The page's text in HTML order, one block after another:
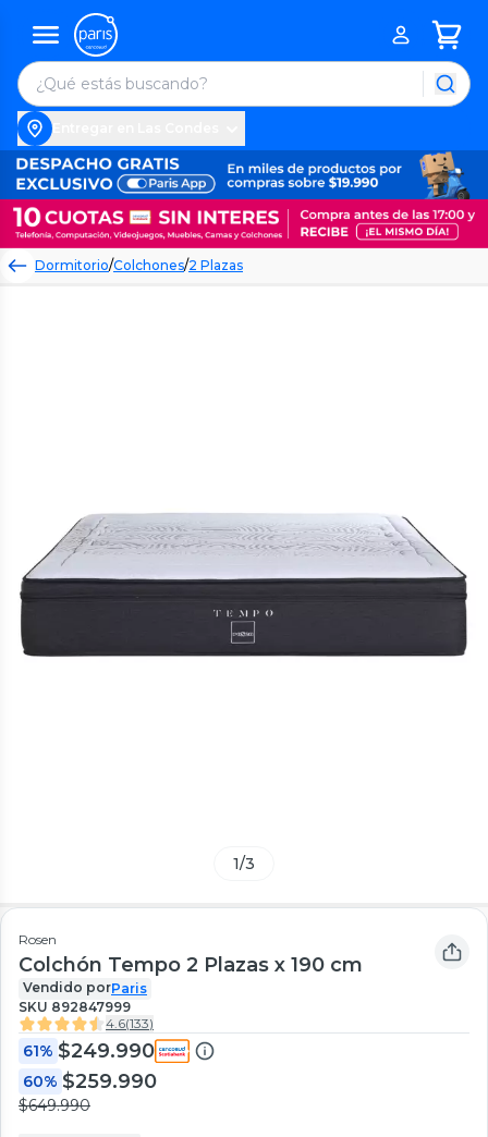
Dormitorio/Colchones/2 Plazas
1/3
Rosen
Colchón Tempo 2 Plazas x 190 cm
Vendido porParis
SKU 892847999
4.6(133)
61% $249.990
60% $259.990
$649.990